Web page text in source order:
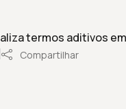
termos aditivos
Compartilhar